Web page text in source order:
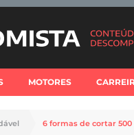
MOTORES
6 formas de cortar